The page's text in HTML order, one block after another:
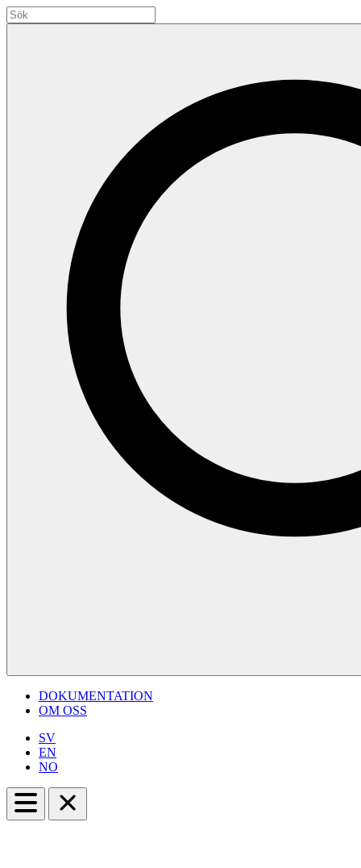
DOKUMENTATION
OM OSS
SV
EN
NO